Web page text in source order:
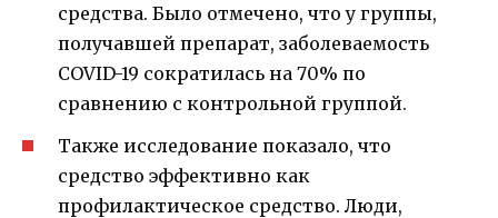
средства. Было отмечено, что у группы,
получавшей препарат, заболеваемость
COVID-19 сократилась на 70% по
сравнению с контрольной группой.
Также исследование показало, что
средство эффективно как
профилактическое средство. Люди,